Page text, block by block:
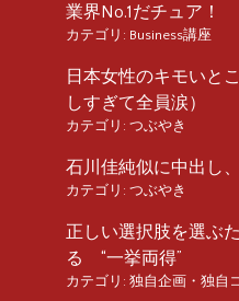
業界No.1だチュア！
カテゴリ: Business講座
日本女性のキモいと
しすぎて全員涙）
カテゴリ: つぶやき
石川佳純似に中出し
カテゴリ: つぶやき
正しい選択肢を選ぶ
る “一挙両得”
カテゴリ: 独自企画・独自